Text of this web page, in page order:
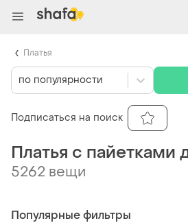
Платья с пайетками
5262 вещи
Популярные фильтры
по популярности
Подписаться на поиск
Платья